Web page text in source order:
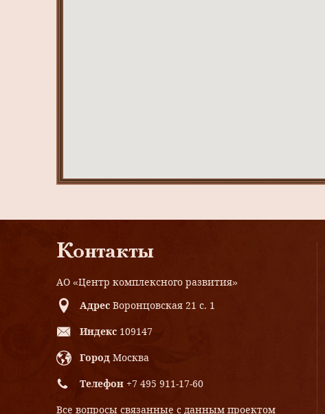
Контакты
АО «Центр комплексного развития»
Адрес Воронцовская 21 с. 1
Индекс 109147
Город Москва
Телефон +7 495 911-17-60
Все вопросы связанные с данным проектом